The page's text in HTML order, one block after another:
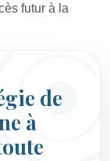
futur à la
de
à